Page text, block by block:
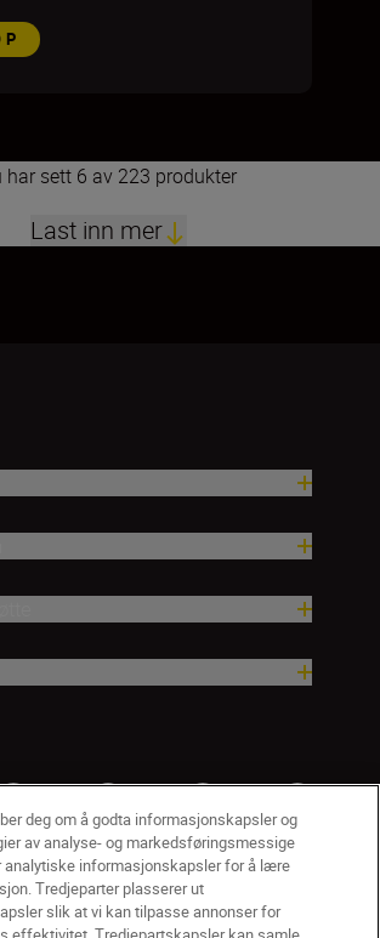
har sett 6 av 223 produkter
Last inn mer
1234567891011121314151617
deg om å godta informasjonskapsler og
av analyse- og markedsføringsmessige
analytiske informasjonskapsler for å lære
Tredjeparter plasserer ut
slik at vi kan tilpasse annonser for